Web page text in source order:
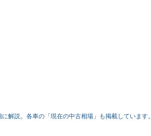
解説。各車の「現在の中古相場」も掲載しています。